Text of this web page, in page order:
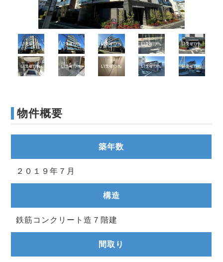
物件概要
築年数
２０１９年７月
構造
鉄筋コンクリート造７階建
間取り